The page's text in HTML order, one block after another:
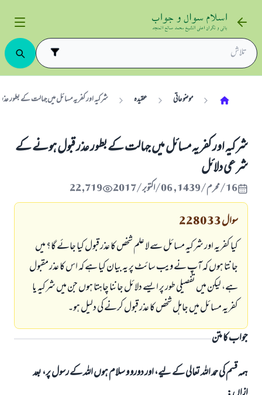
موضوعاتی عقیدہ شرکیہ اور کفریہ مسائل میں جہالت کے بطور
شرکیہ اور کفریہ مسائل میں جہالت کے بطور عذر قبول ہونے کے
شرعی دلائل
16/محرم/1439 , 06/اکتوبر/2017 22,719
سوال228033
کیا کفریہ اور شرکیہ مسائل سے لا علم شخص کا عذر قبول کیا جائے گا؟ میں
جانتا ہوں کہ آپ نے ویب سائٹ پر یہ بیان کیا ہے کہ اس کا عذر مقبول
ہے، لیکن میں تفصیلی طور پر ایسے دلائل جاننا چاہتا ہوں جن میں شرکیہ یا
کفریہ مسائل میں جاہل شخص کا عذر قبول کرنے کی دلیل ہو۔
جواب کا متن
ہمہ قسم کی حمد اللہ تعالی کے لیے، اور دورو و سلام ہوں اللہ کے رسول پر، بعد